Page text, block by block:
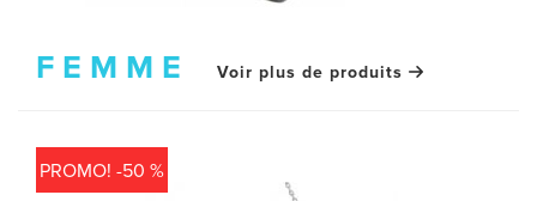
BROCHES
CHAÎNES DE CHEVILLE
FEMME Voir plus de produits
PROMO! -50 %